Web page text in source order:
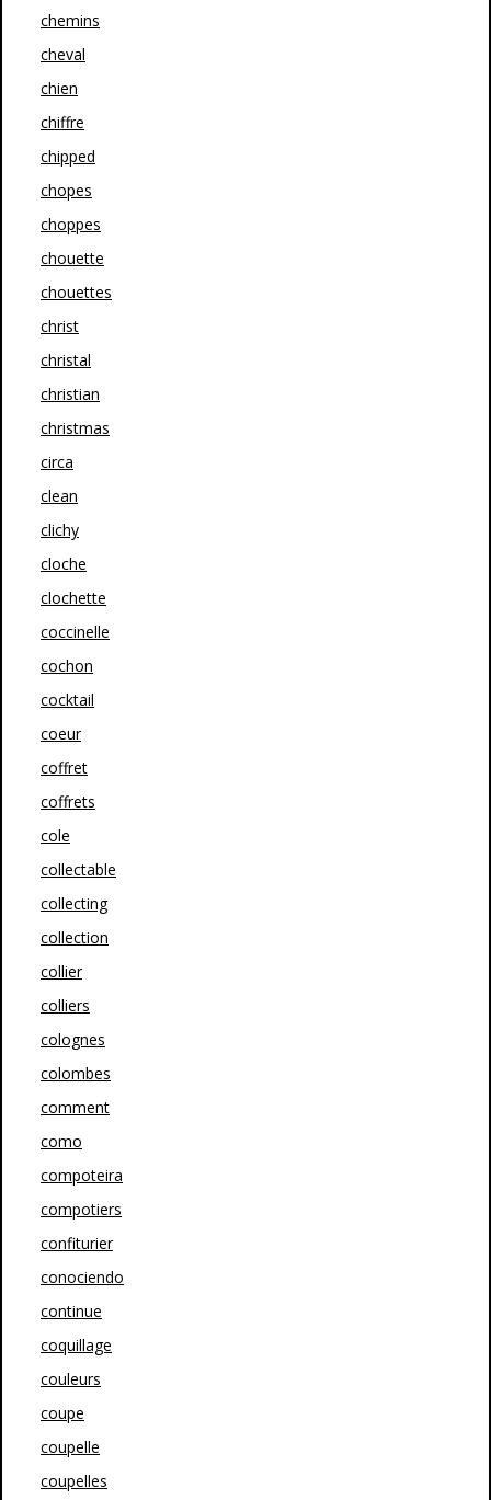
chemins
cheval
chien
chiffre
chipped
chopes
choppes
chouette
chouettes
christ
christal
christian
christmas
circa
clean
clichy
cloche
clochette
coccinelle
cochon
cocktail
coeur
coffret
coffrets
cole
collectable
collecting
collection
collier
colliers
colognes
colombes
comment
como
compoteira
compotiers
confiturier
conociendo
continue
coquillage
couleurs
coupe
coupelle
coupelles